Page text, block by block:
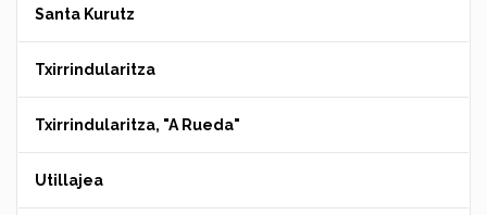
Santa Kurutz
Txirrindularitza
Txirrindularitza, "A Rueda"
Utillajea